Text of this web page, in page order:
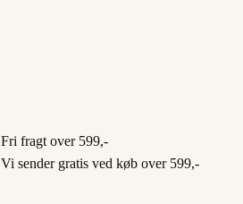
Fri fragt over 599,-
Vi sender gratis ved køb over 599,-